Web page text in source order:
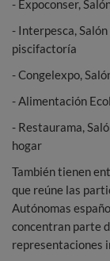
- Expoconser,
- Interpesca,
piscifactoría
- Congelexpo,
- Alimentación
- Restaurama,
hogar
También tienen
que reúne las
Autónomas
concentran parte
representaciones